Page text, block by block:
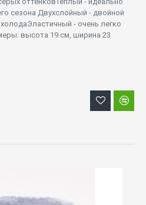
сезона Двухслойный - двойной
- очень легко
высота 19 см, ширина 23